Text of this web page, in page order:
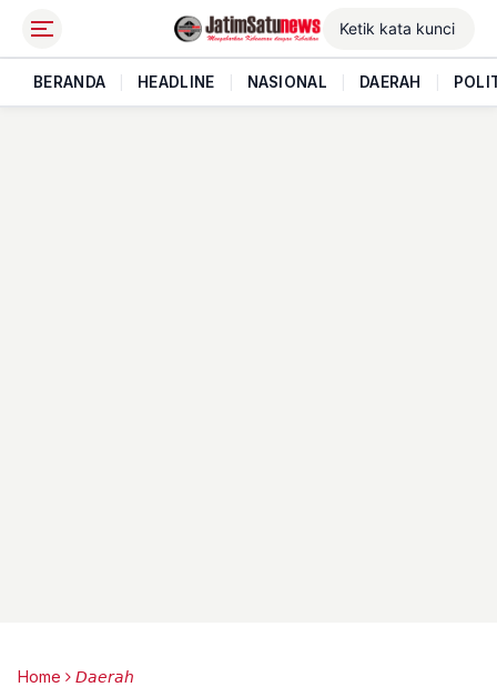
BERANDA HEADLINE NASIONAL DAERAH
Home 𝘋𝘢𝘦𝘳𝘢𝘩